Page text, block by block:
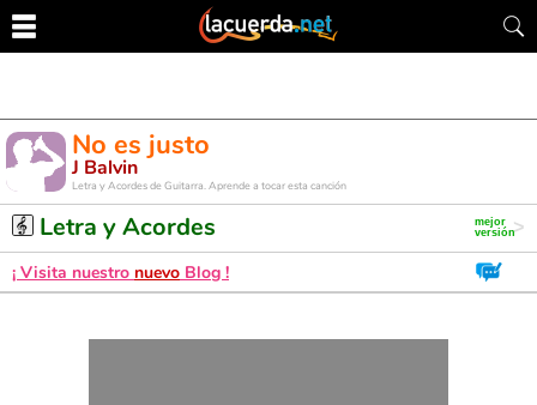
No es justo
J Balvin
Letra y Acordes de Guitarra. Aprende a tocar esta canción
Letra y Acordes
¡ Visita nuestro nuevo Blog !